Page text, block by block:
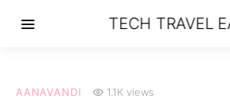
TECH TRAVEL
AANAVANDI 1.1K views